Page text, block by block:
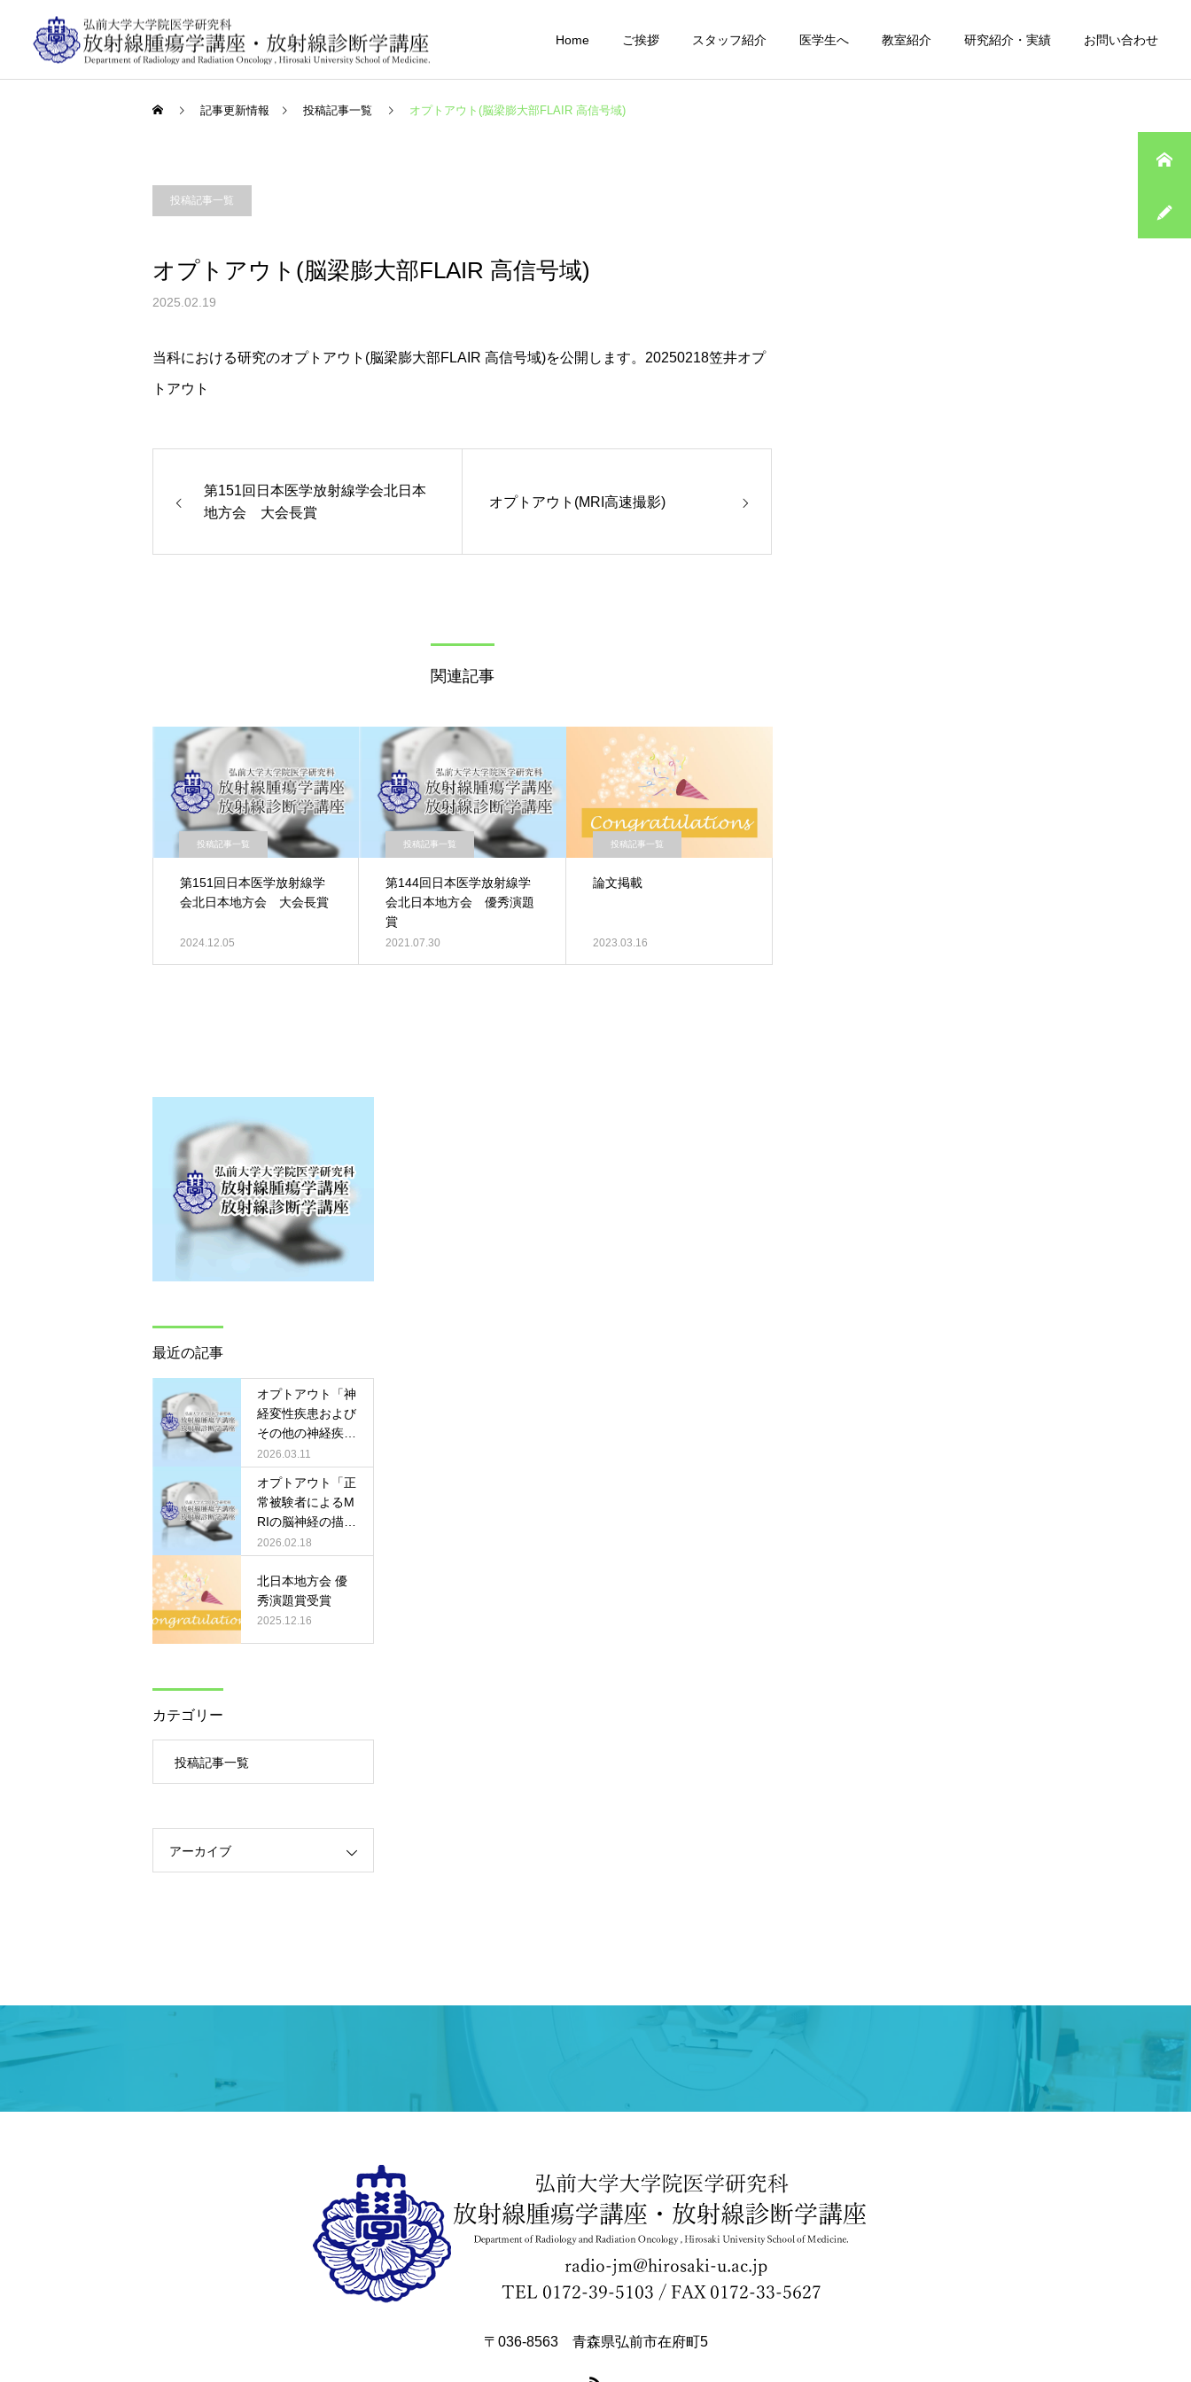
Home ご挨拶 スタッフ紹介 医学生へ 教室紹介 研究紹介・実績 お問い合わせ
記事更新情報 投稿記事一覧 オプトアウト(脳梁膨大部FLAIR 高信号域)
投稿記事一覧
オプトアウト(脳梁膨大部FLAIR 高信号域)
2025.02.19
当科における研究のオプトアウト(脳梁膨大部FLAIR 高信号域)を公開します。 20250218笠井オプ
トアウト
第151回日本医学放射線学会北日本
地方会 大会長賞
オプトアウト(MRI高速撮影)
関連記事
投稿記事一覧
第151回日本医学放射線学
会北日本地方会 大会長賞
2024.12.05
投稿記事一覧
第144回日本医学放射線学
会北日本地方会 優秀演題
賞
2021.07.30
投稿記事一覧
論文掲載
2023.03.16
最近の記事
オプトアウト「神
経変性疾患および
その他の神経疾患
における非造影水
交換イメージング
の画像所見と臨床
的有用性につい
て」
2026.03.11
オプトアウト「正
常被験者によるM
RIの脳神経の描出
の最適化について
の検討」
2026.02.18
北日本地方会 優
秀演題賞受賞
2025.12.16
カテゴリー
投稿記事一覧
アーカイブ
〒036-8563 青森県弘前市在府町5